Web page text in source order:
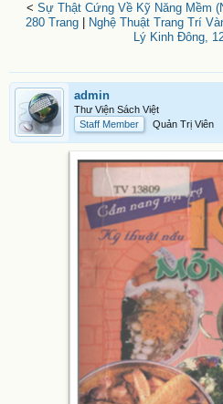
< Sự Thật Cứng Về Kỹ Năng Mềm
280 Trang
Nghệ Thuật Trang Trí
Lý Kinh Đông,
admin
Thư Viện Sách Việt
Staff Member
Quản Trị Viên